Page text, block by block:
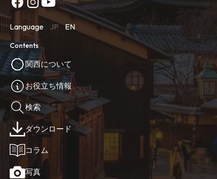
Language JP EN
Contents
関西について
お役立ち情報
検索
ダウンロード
コラム
写真